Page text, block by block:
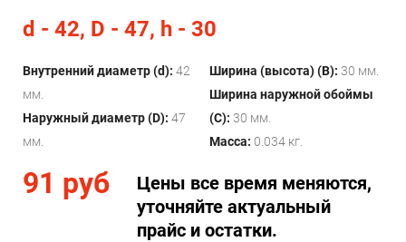
d - 42, D - 47, h - 30
Внутренний диаметр (d): 42
мм.
Наружный диаметр (D): 47
мм.
Ширина (высота) (B): 30 мм.
Ширина наружной обоймы
(C): 30 мм.
Масса: 0.034 кг.
91 руб
Цены все время меняются,
уточняйте актуальный
прайс и остатки.